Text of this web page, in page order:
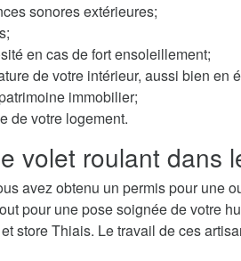
sonores extérieures;
en cas de fort ensoleillement;
de votre intérieur, aussi bien en
immobilier;
de votre logement.
volet roulant dans
avez obtenu un permis pour une
pour une pose soignée de votre
store Thiais. Le travail de ces